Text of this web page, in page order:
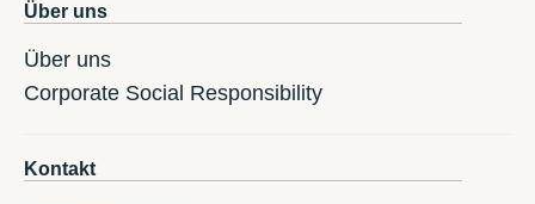
Über uns
Über uns
Corporate Social Responsibility
Kontakt